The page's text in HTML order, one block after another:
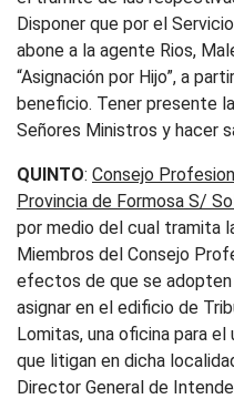
Disponer que por el
abone a la agente Rios,
“Asignación por Hijo”, a
beneficio. Tener presente
Señores Ministros y hacer
QUINTO: Consejo
Provincia de Formosa S/
por medio del cual tramita
Miembros del Consejo
efectos de que se adopten
asignar en el edificio de
Lomitas, una oficina para
que litigan en dicha
Director General de